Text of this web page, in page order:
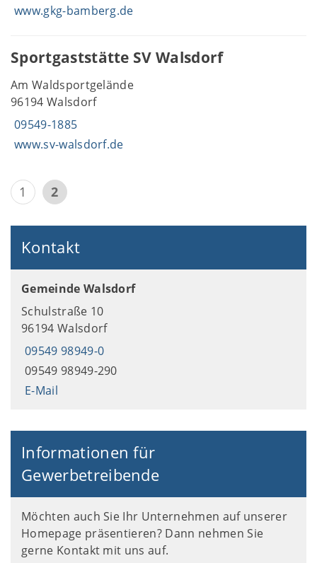
www.gkg-bamberg.de
Sportgaststätte SV Walsdorf
Am Waldsportgelände
96194 Walsdorf
09549-1885
www.sv-walsdorf.de
1 2
Kontakt
Gemeinde Walsdorf
Schulstraße 10
96194 Walsdorf
09549 98949-0
09549 98949-290
E-Mail
Informationen für
Gewerbetreibende
Möchten auch Sie Ihr Unternehmen auf unserer
Homepage präsentieren? Dann nehmen Sie
gerne Kontakt mit uns auf.